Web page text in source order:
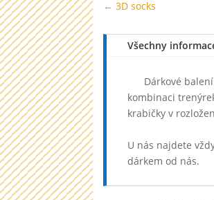
←3D socks
Všechny
Dárkové balení
kombinaci
krabičky v
U nás najdete
dárkem od nás.